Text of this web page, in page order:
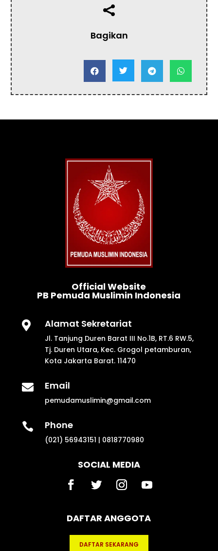

Bagikan
   
Official Website
PB Pemuda Muslimin Indonesia
 Alamat Sekretariat
Jl. Tanjung Duren Barat III No.1B, RT.6 RW.5,
Tj. Duren Utara, Kec. Grogol petamburan,
Kota Jakarta Barat. 11470
 Email
pemudamuslimin@gmail.com
 Phone
(021) 56943151 | 0818770980
SOCIAL MEDIA
DAFTAR ANGGOTA
DAFTAR SEKARANG